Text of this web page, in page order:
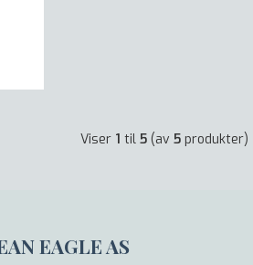
Viser 1 til 5 (av 5 produkter)
EAGLE AS